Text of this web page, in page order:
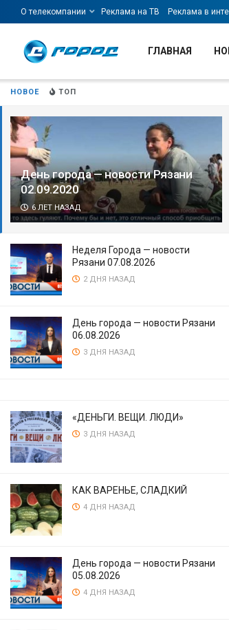
НОВОЕ ТОП
День города — новости Рязани
02.09.2020
6 ЛЕТ НАЗАД
Неделя Города — новости
Рязани 07.08.2026
2 ДНЯ НАЗАД
День города — новости Рязани
06.08.2026
3 ДНЯ НАЗАД
«ДЕНЬГИ. ВЕЩИ. ЛЮДИ»
3 ДНЯ НАЗАД
КАК ВАРЕНЬЕ, СЛАДКИЙ
4 ДНЯ НАЗАД
День города — новости Рязани
05.08.2026
4 ДНЯ НАЗАД
О телекомпании Реклама на ТВ Реклама в
ГЛАВНАЯ